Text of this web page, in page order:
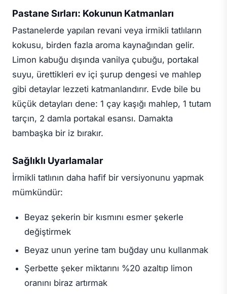
Pastane Sırları: Kokunun Katmanları
Pastanelerde yapılan revani veya irmikli tatlıların
kokusu, birden fazla aroma kaynağından gelir.
Limon kabuğu dışında vanilya çubuğu, portakal
suyu, ürettikleri ev içi şurup dengesi ve mahlep
gibi detaylar lezzeti katmanlandırır. Evde bile bu
küçük detayları dene: 1 çay kaşığı mahlep, 1 tutam
tarçın, 2 damla portakal esansı. Damakta
bambaşka bir iz bırakır.
Sağlıklı Uyarlamalar
İrmikli tatlının daha hafif bir versiyonunu yapmak
mümkündür:
Beyaz şekerin bir kısmını esmer şekerle
değiştirmek
Beyaz unun yerine tam buğday unu kullanmak
Şerbette şeker miktarını %20 azaltıp limon
oranını biraz artırmak